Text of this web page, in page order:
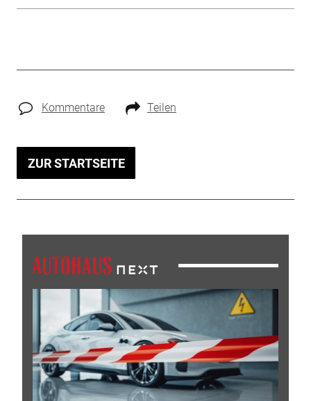
Kommentare Teilen
ZUR STARTSEITE